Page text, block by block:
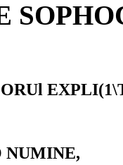
NUMINE,